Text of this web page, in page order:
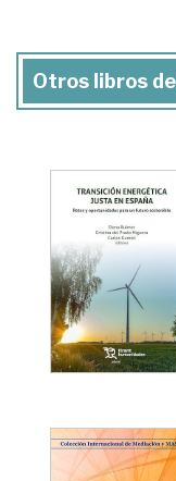
Otros libros